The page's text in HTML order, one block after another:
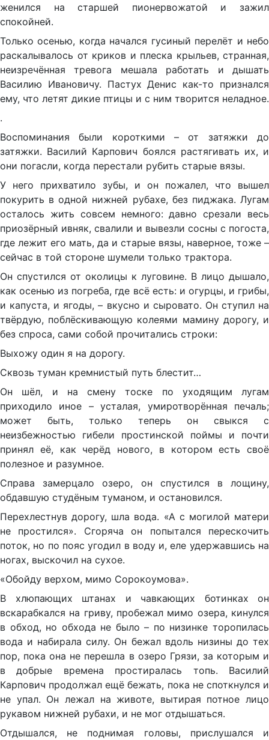
женился на старшей пионервожатой и зажил
спокойней.
Только осенью, когда начался гусиный перелёт и небо
раскалывалось от криков и плеска крыльев, странная,
неизречённая тревога мешала работать и дышать
Василию Ивановичу. Пастух Денис как-то признался
ему, что летят дикие птицы и с ним творится неладное.
.
Воспоминания были короткими – от затяжки до
затяжки. Василий Карпович боялся растягивать их, и
они погасли, когда перестали рубить старые вязы.
У него прихватило зубы, и он пожалел, что вышел
покурить в одной нижней рубахе, без пиджака. Лугам
осталось жить совсем немного: давно срезали весь
приозёрный ивняк, свалили и вывезли сосны с погоста,
где лежит его мать, да и старые вязы, наверное, тоже –
сейчас в той стороне шумели только трактора.
Он спустился от околицы к луговине. В лицо дышало,
как осенью из погреба, где всё есть: и огурцы, и грибы,
и капуста, и ягоды, – вкусно и сыровато. Он ступил на
твёрдую, поблёскивающую колеями мамину дорогу, и
без спроса, сами собой прочитались строки:
Выхожу один я на дорогу.
Сквозь туман кремнистый путь блестит…
Он шёл, и на смену тоске по уходящим лугам
приходило иное – усталая, умиротворённая печаль;
может быть, только теперь он свыкся с
неизбежностью гибели простинской поймы и почти
принял её, как черёд нового, в котором есть своё
полезное и разумное.
Справа замерцало озеро, он спустился в лощину,
обдавшую студёным туманом, и остановился.
Перехлестнув дорогу, шла вода. «А с могилой матери
не простился». Сгоряча он попытался перескочить
поток, но по пояс угодил в воду и, еле удержавшись на
ногах, выскочил на сухое.
«Обойду верхом, мимо Сорокоумова».
В хлюпающих штанах и чавкающих ботинках он
вскарабкался на гриву, пробежал мимо озера, кинулся
в обход, но обхода не было – по низинке торопилась
вода и набирала силу. Он бежал вдоль низины до тех
пор, пока она не перешла в озеро Грязи, за которым и
в добрые времена простиралась топь. Василий
Карпович продолжал ещё бежать, пока не споткнулся и
не упал. Он лежал на животе, вытирая потное лицо
рукавом нижней рубахи, и не мог отдышаться.
Отдышался, не поднимая головы, прислушался и